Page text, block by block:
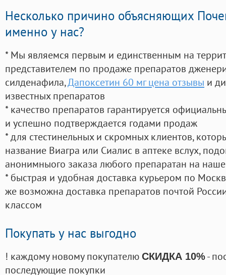
Несколько причино объясняющих
именно у нас?
* Мы являемся первым и единственным на
представителем по продаже препаратов
силденафила,Дапоксетин 60 мг цена отзывы и
известных препаратов
* качество препаратов гарантируется
и успешно подтверждается годами продаж
* для стестинельных и скромных клиентов,
название Виагра или Сиалис в аптеке вслух,
анонимныого заказа любого препаратан на
* быстрая и удобная доставка курьером по
же возможна доставка препаратов почтой
классом
Покупать у нас выгодно
! каждому новому покупателю СКИДКА 10%-
последующие покупки